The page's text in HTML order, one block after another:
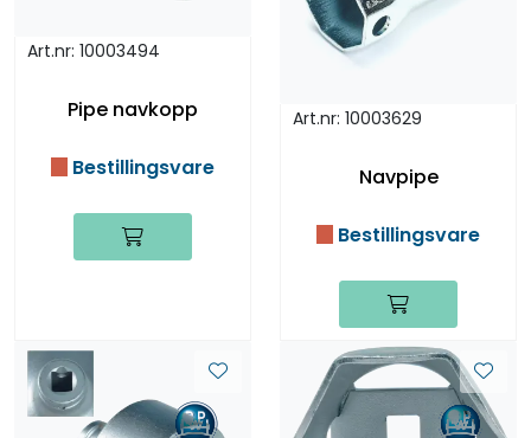
Art.nr: 10003494
Pipe navkopp
Bestillingsvare
Art.nr: 10003629
Navpipe
Bestillingsvare